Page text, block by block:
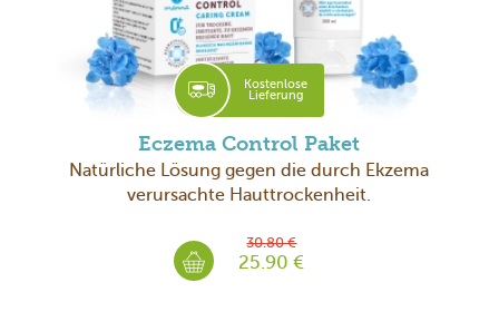
Kostenlose
Lieferung
Eczema Control Paket
Natürliche Lösung gegen die durch Ekzema
verursachte Hauttrockenheit.
30.80 €
25.90 €